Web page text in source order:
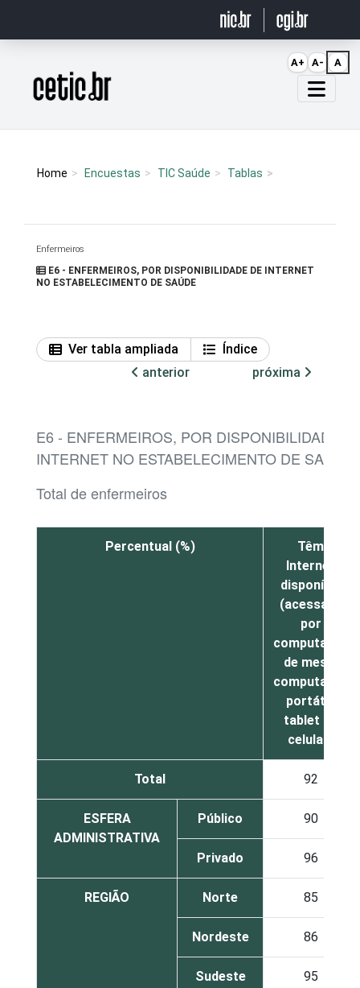
Página inicial
Home Encuestas TIC Saúde Tablas
Enfermeiros
E6 - ENFERMEIROS, POR DISPONIBILIDADE DE INTERNET
NO ESTABELECIMENTO DE SAÚDE
Ver tabla ampliada
Índice
anterior
próxima
E6 - ENFERMEIROS, POR DISPONIBILIDADE
INTERNET NO ESTABELECIMENTO DE SAÚDE
Total de enfermeiros
Percentual (%)
Têm
Internet
disponível
(acessada
por
computador
de mesa,
computador
portátil,
tablet ou
celular)
Total 92
ESFERA
ADMINISTRATIVA
Público 90
Privado 96
REGIÃO Norte 85
Nordeste 86
Sudeste 95
A+ A- A